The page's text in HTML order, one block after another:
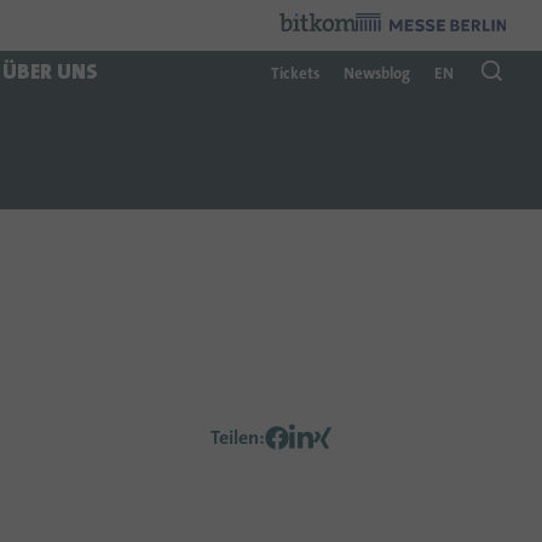
Veranstalter:
ÜBER UNS Tickets Newsblog EN
Teilen: